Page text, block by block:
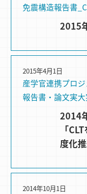
免震構造報告書
2015
産学官連携プロジ
報告書・論文実
2015年4月1日
2014
「
度化
2014年10月1日